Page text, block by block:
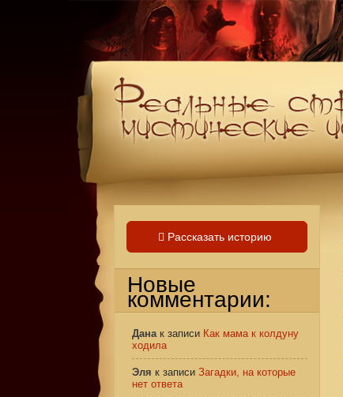
Рассказать историю
Новые
комментарии:
Данак записи Как мама к колдуну
ходила
Эля к записи Загадки, на которые
нет ответа